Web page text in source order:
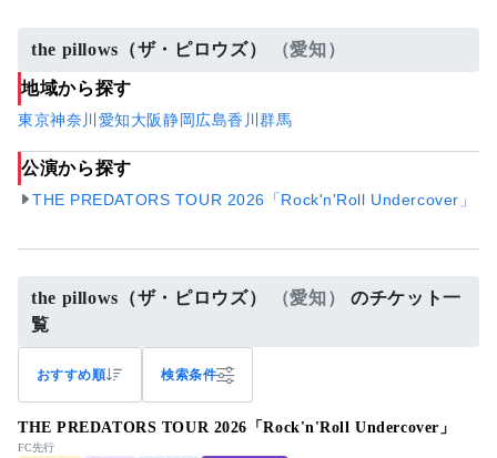
the pillows（ザ・ピロウズ） （愛知）
地域から探す
東京神奈川 愛知大阪静岡広島香川群馬
公演から探す
THE PREDATORS TOUR 2026「Rock'n'Roll Undercover」
the pillows（ザ・ピロウズ） （愛知）
のチケット一
覧
おすすめ順 検索条件
THE PREDATORS TOUR 2026「Rock'n'Roll Undercover」
FC先行